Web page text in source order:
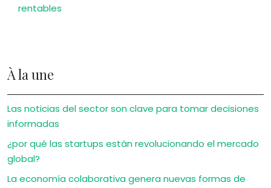
rentables
À la une
Las noticias del sector son clave para tomar decisiones
informadas
¿por qué las startups están revolucionando el mercado
global?
La economía colaborativa genera nuevas formas de